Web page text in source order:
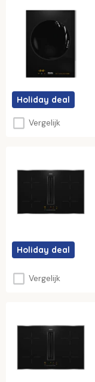
Holiday deal
Vergelijk
Holiday deal
Vergelijk